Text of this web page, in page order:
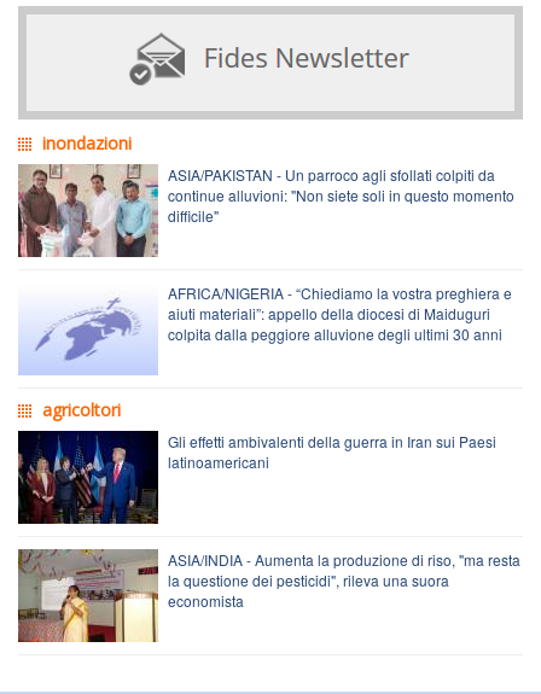
inondazioni
ASIA/PAKISTAN - Un parroco agli sfollati colpiti da
continue alluvioni: "Non siete soli in questo momento
difficile"
AFRICA/NIGERIA - “Chiediamo la vostra preghiera e
aiuti materiali”: appello della diocesi di Maiduguri
colpita dalla peggiore alluvione degli ultimi 30 anni
agricoltori
Gli effetti ambivalenti della guerra in Iran sui Paesi
latinoamericani
ASIA/INDIA - Aumenta la produzione di riso, "ma resta
la questione dei pesticidi", rileva una suora
economista